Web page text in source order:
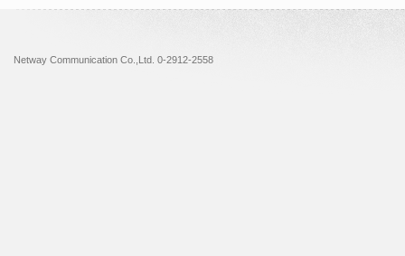
Netway Communication Co.,Ltd. 0-2912-2558